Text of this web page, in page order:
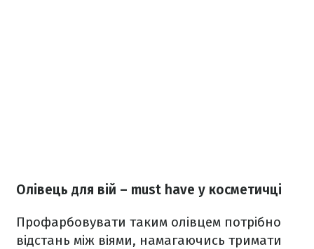
Олівець для вій – must have у косметичці
Профарбовувати таким олівцем потрібно
відстань між віями, намагаючись тримати